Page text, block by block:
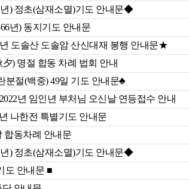
) 정초(삼재소멸)기도 안내문◆
년) 동지기도 안내문
도솔산 도솔암 산신대재 봉행 안내문★
) 명절 합동 차례 법회 안내
분절(백중) 49일 기도 안내문♣
년 임인년 부처님 오신날 연등접수 안내
나한전 특별기도 안내문
합동차례 안내문
) 정초(삼재소멸)기도 안내문◆
도 안내문 ■